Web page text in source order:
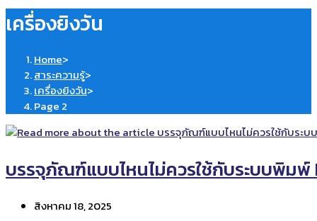
เครื่องยิงวัน
Home>
สาระความรู้>
เครื่องยิงวัน>
Page 2
บรรจุภัณฑ์แบบไหนไม่ควรใช้กับระบบพิมพ์
Post
สิงหาคม 18, 2025